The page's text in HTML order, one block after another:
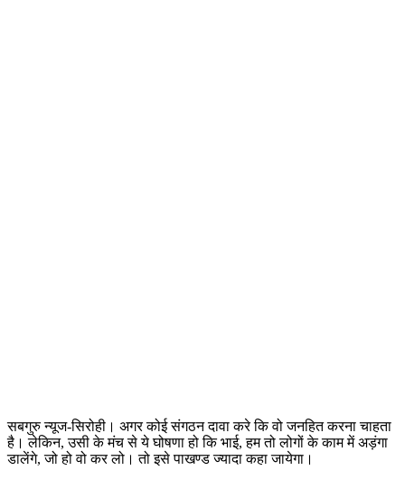
सबगुरु न्यूज-सिरोही। अगर कोई संगठन दावा करे कि वो जनहित करना चाहता
है। लेकिन, उसी के मंच से ये घोषणा हो कि भाई, हम तो लोगों के काम में अड़ंगा
डालेंगे, जो हो वो कर लो। तो इसे पाखण्ड ज्यादा कहा जायेगा।